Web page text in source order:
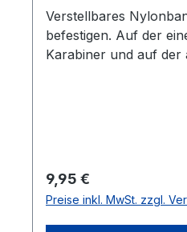
Verstellbares
befestigen. Auf der
Karabiner und auf der
Regulärer Preis:
9,95 €
Preise inkl. MwSt. zzgl.